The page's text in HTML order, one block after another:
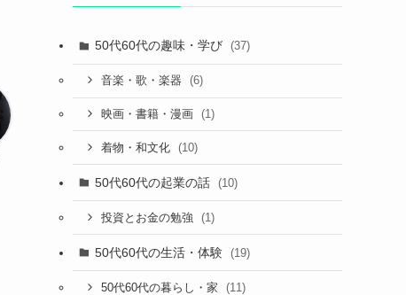
50代60代の趣味・学び (37)
音楽・歌・楽器 (6)
映画・書籍・漫画 (1)
着物・和文化 (10)
50代60代の起業の話 (10)
投資とお金の勉強 (1)
50代60代の生活・体験 (19)
50代60代の暮らし・家 (11)